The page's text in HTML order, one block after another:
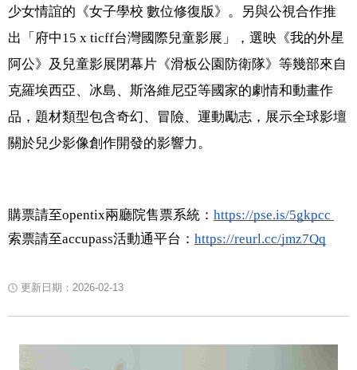
少女情誼的《女子學校 數位修復版》。另與公視合作推
出「府中15 x ticff台灣國際兒童影展」，選映《我的外星
阿公》及兒童影展閉幕片《滑板公園防衛隊》等幾部來自
克羅埃西亞、冰島、斯洛維尼亞等國家的劇情和動畫作
品，題材類型包含奇幻、冒險、運動勵志，展示全球影壇
關於兒少影像創作開發的影響力。
購票請至opentix兩廳院售票系統： https://pse.is/5gkpcc
索票請至accupass活動通平台： https://reurl.cc/jmz7Qq
更新日期：2026-02-13